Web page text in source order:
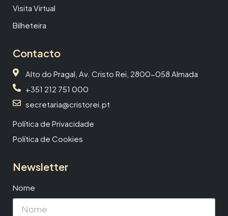
Visita Virtual
Bilheteira
Contacto
Alto do Pragal, Av. Cristo Rei, 2800-058 Almada
+351 212 751 000
secretaria@cristorei.pt
Política de Privacidade
Política de Cookies
Newsletter
Nome